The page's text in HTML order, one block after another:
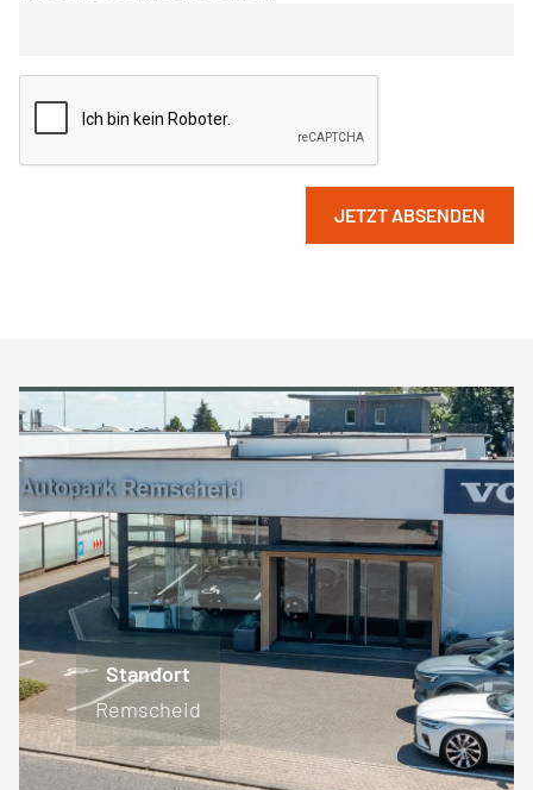
JETZT ABSENDEN
Standort
Engelskirchen
Standort
Lüdenscheid
Standort
Remscheid
Standort
Wiehl